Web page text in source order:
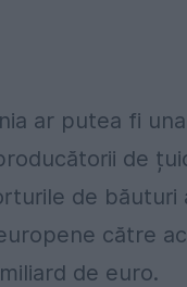
ar putea fi
de
de băuturi
către
de euro.